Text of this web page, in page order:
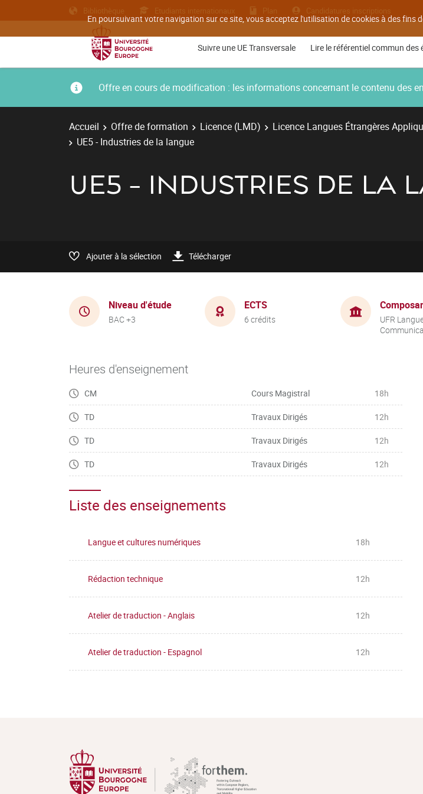
En poursuivant votre navigation sur ce site, vous acceptez l'utilisation de cookies à des fins
Bibliothèque Etudiants internationaux Plan Candidatures inscriptions
Suivre une UE Transversale Lire le référentiel commun des
Offre en cours de modification : les informations concernant le contenu des
Accueil Offre de formation Licence (LMD) Licence Langues Étrangères
UE5 - Industries de la langue
UE5 - INDUSTRIES DE LA
Ajouter à la sélection Télécharger
Niveau d'étude
BAC +3
ECTS
6 crédits
UFR
Heures d'enseignement
CM Cours Magistral 18h
TD Travaux Dirigés 12h
TD Travaux Dirigés 12h
TD Travaux Dirigés 12h
Liste des enseignements
Langue et cultures numériques 18h
Rédaction technique 12h
Atelier de traduction - Anglais 12h
Atelier de traduction - Espagnol 12h